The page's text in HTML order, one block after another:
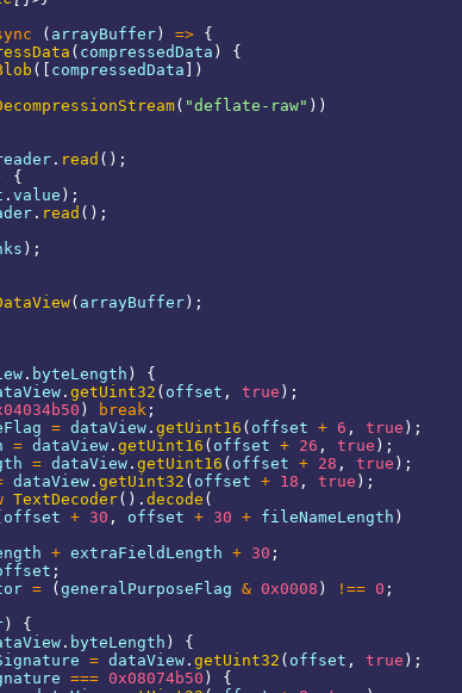
( arrayBuffer ) => {
( compressedData )
{
( compressedData
)
( "deflate-raw" ) )
. read ( ) ;
{
. value ) ;
. read ( ) ;
) ;
( arrayBuffer ) ;
. byteLength )
{
. getUint32 ( offset , true ) ;
) break ;
= dataView . getUint16 ( offset + 6 , true ) ;
= dataView . getUint16 ( offset + 26 , true ) ;
= dataView . getUint16 ( offset + 28 , true ) ;
dataView . getUint32 ( offset + 18 , true ) ;
TextDecoder( ) . decode (
offset + 30 , offset + 30 + fileNameLength )
+ extraFieldLength + 30 ;
;
= ( generalPurposeFlag & 0x0008 ) !== 0 ;
)
{
. byteLength )
{
= dataView . getUint32 ( offset , true ) ;
=== 0x08074b50 )
{